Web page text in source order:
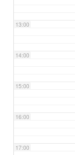
13:00
14:00
15:00
16:00
17:00